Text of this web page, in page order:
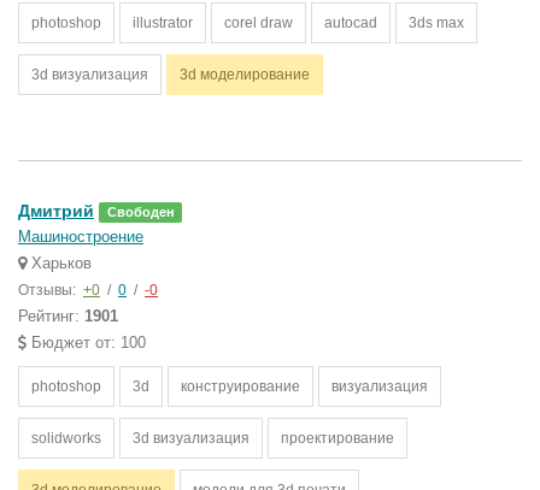
photoshop illustrator corel draw autocad 3ds max
3d визуализация 3d моделирование
Дмитрий Свободен
Машиностроение
Харьков
Отзывы: +0 / 0 / -0
Рейтинг: 1901
Бюджет от: 100
photoshop 3d конструирование визуализация
solidworks 3d визуализация проектирование